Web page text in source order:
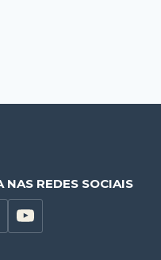
NAS REDES SOCIAIS